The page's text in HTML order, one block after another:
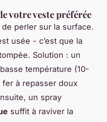
votre veste préférée
de perler sur la surface.
usée - c’est que la
Solution : un
température (10-
à repasser doux
un spray
suffit à raviver la